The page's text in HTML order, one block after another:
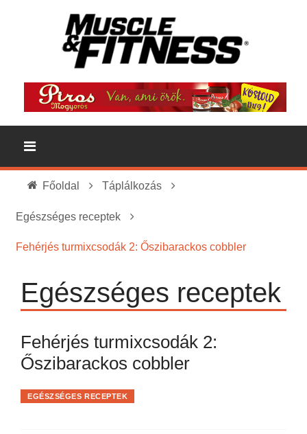
Főoldal Táplálkozás
Egészséges receptek
Fehérjés turmixcsodák 2: Őszibarackos cobbler
Egészséges receptek
Fehérjés turmixcsodák 2:
Őszibarackos cobbler
EGÉSZSÉGES RECEPTEK